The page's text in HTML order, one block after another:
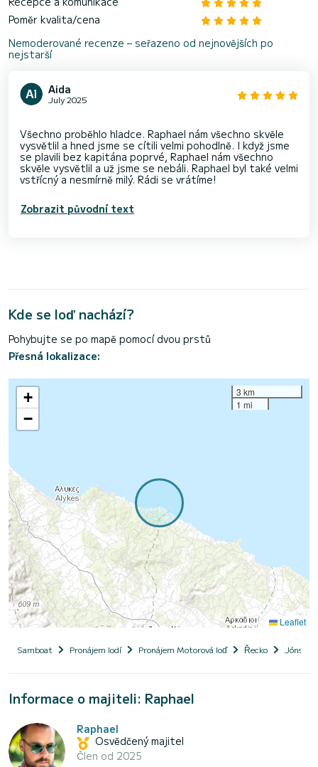
Poměr kvalita/cena
Nemoderované recenze – seřazeno od nejnovějších po
nejstarší
Aida
July 2025
Všechno proběhlo hladce. Raphael nám všechno skvěle
vysvětlil a hned jsme se cítili velmi pohodlně. I když jsme
se plavili bez kapitána poprvé, Raphael nám všechno
skvěle vysvětlil a už jsme se nebáli. Raphael byl také velmi
Zobrazit původní text
Kde se loď nachází?
Pohybujte se po mapě pomocí dvou prstů
Přesná lokalizace:
+
−
3 km
1 mi
Leaflet
Samboat Pronájem lodí Pronájem Motorová loď Řecko Jónské
Informace o majiteli: Raphael
Raphael
Osvědčený majitel
Člen od 2025